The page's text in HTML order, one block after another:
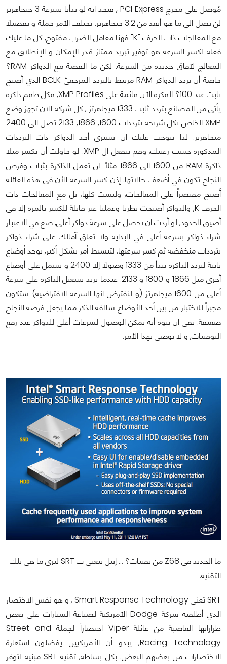
مُوصل على مخرج PCI Express , فنجد انه لو بدأنا بسرعة 3 جيجاهرتز
لن نصل الى ما هو أبعد من 3.2 جيجاهرتز. يختلف الأمر جملة و تفصيلاً
مع المعالجات ذات الحرف "K" فهنا معامل الضرب مفتوح, كل ما عليك
فعله لكسر السرعة هو توفير تبريد ممتاز قدر الإمكان و الإنطلاق مع
المعالج لآفاق جديدة من السرعة. لكن ما القصة مع الذواكر RAM؟
خاصة أن تردد الذواكر RAM مرتبط بالتردد المرجعيّ BCLK الذي أصبح
ثابت عند 100؟ الفكرة الأن قائمة على XMP Profiles, فكل طقم ذاكرة
يأتى من المصانع بتردد ثابت 1333 ميجاهرتز , كل شركة الان تجهز وضع
XMP الخاص بكل شريحة بترددات 1600, 1866, 2133 تصل الى 2400
ميجاهرتز. لذا يتوجب عليك ان تشترى أحد الذواكر ذات الترددات
المذكورة حسب رغبتك, وقم بتفعل ال XMP. لو حاولت أن تكسر مثلا
ذاكرة RAM من 1600 الى 1866 مثلاً لن تعمل الذاكرة بثبات وفرص
النجاح تكون في أضعف حالاتها. إذن كسر السرعة الأن فى هذه العائلة
أصبح مقتصراً على المعالجات, وليست كلها, بل مع المعالجات ذات
الحرف K, والذواكر أصبحت نظريا وعمليا غير قابلة للكسر بالمرة إلا في
أضيق الحدود, لو أردت ان تحصل على سرعة ذواكر أعلى, ضع في الاعتبار
شراء ذواكر بسرعة أعلى في البداية ولا تعلق آمالك على شراء ذواكر
بترددات منخفضة ثم كسر سرعتها. لتبسيط أمر بشكل أكبر, يوجد أوضاع
ثابتة لتردد الذاكرة تبدأ من 1333 وصولاً إلا 2400 و تشمل على أوضاع
أخرى مثل 1866 و 1800 و 2133. عندما تريد تشغيل الذاكرة على سرعة
أعلى من 1600 ميجاهرتز (و لنفترض انها السرعة الافتراضية) ستكون
مجبراً للاختبار من بين أحد الأوضاع سالفة الذكر مما يجعل فرصة النجاح
ضعيفة. بقي ان ننوه أنه يمكن الوصول لسرعات أعلى للذواكر عند رفع
التوقيتات, و لا نوصي بهذا الأمر.
ما الجديد فى Z68 من تقنيات؟ ... إنتل تتغني ب SRT لنرى ما هى تلك
التقنية.
SRT تعني Smart Response Technology , و هو نفس الاختصار
الذي أطلقته شركة Dodge الأمريكية لصناعة السيارات على بعض
طرازاتها الغاضبة من عائلة Viper اختصاراً لجملة Street and
Racing Technology, يبدو أن الأمريكيين يفضلون استعارة
الاختصارات من بعضهم البعض. بكل بساطة, تقنية SRT مبنية لتوفر